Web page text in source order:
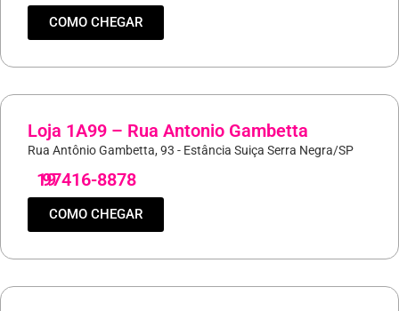
COMO CHEGAR
Loja 1A99 – Rua Antonio Gambetta
Rua Antônio Gambetta, 93 - Estância Suiça Serra Negra/SP
19
97416-8878
COMO CHEGAR